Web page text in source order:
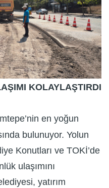
KOLAYLAŞTIRDI
en yoğun
bulunuyor. Yolun
Konutları ve TOKİ’de
ulaşımını
yatırım